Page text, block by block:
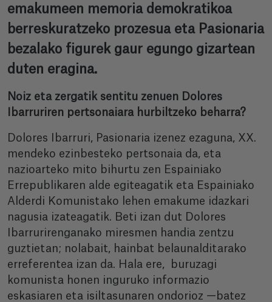
emakumeen memoria demokratikoa
berreskuratzeko prozesua eta Pasionaria
bezalako figurek gaur egungo gizartean
duten eragina.
Noiz eta zergatik sentitu zenuen Dolores
Ibarruriren pertsonaiara hurbiltzeko beharra?
Dolores Ibarruri, Pasionaria izenez ezaguna, XX.
mendeko ezinbesteko pertsonaia da, eta
nazioarteko mito bihurtu zen Espainiako
Errepublikaren alde egiteagatik eta Espainiako
Alderdi Komunistako lehen emakume idazkari
nagusia izateagatik. Beti izan dut Dolores
Ibarrurirenganako miresmen handia zentzu
guztietan; nolabait, hainbat belaunalditarako
erreferentea izan da. Hala ere, buruzagi
komunista honen inguruko informazio
eskasiaren eta isiltasunaren ondorioz —batez